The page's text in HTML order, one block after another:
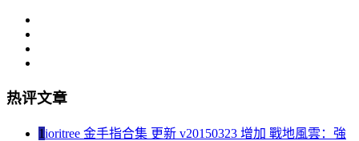
热评文章
1ioritree 金手指合集 更新 v20150323 增加 戰地風雲：強